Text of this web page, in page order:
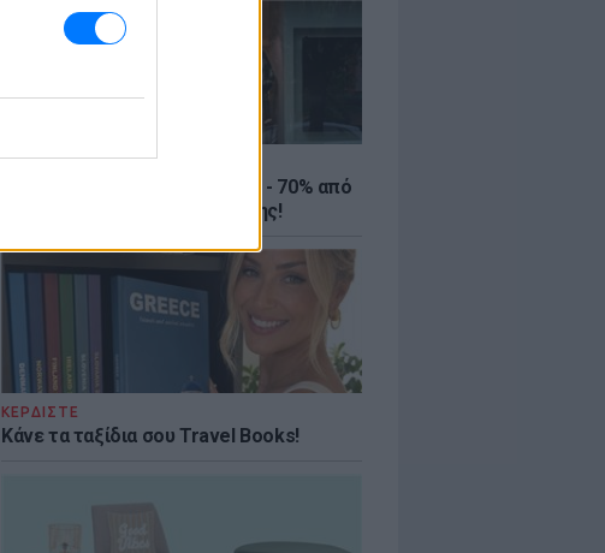
ΚΕΡΔΙΣΤΕ
Καλοκαιρινές εκπτώσεις έως - 70% από
τα μεγαλύτερα eshops ένδυσης!
ΚΕΡΔΙΣΤΕ
Κάνε τα ταξίδια σου Travel Books!